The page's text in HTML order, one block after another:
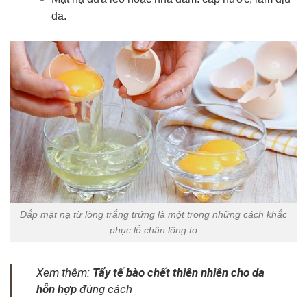
da.
Đắp mặt nạ từ lòng trắng trứng là một trong những cách khắc
phục lỗ chân lông to
Xem thêm: Tẩy tế bào chết thiên nhiên cho da
hỗn hợp đúng cách